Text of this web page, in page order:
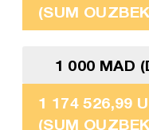
(SUM
1 000 MAD
1 174 526,99
(SUM